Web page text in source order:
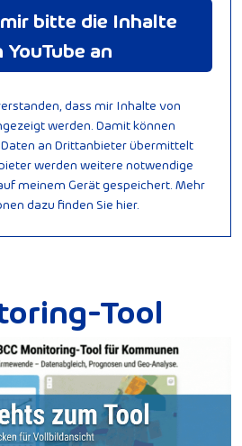
bitte die Inhalte
YouTube an
dass mir Inhalte von
werden. Damit können
an Drittanbieter übermittelt
werden weitere notwendige
meinem Gerät gespeichert. Mehr
dazu finden Sie hier.
Tool